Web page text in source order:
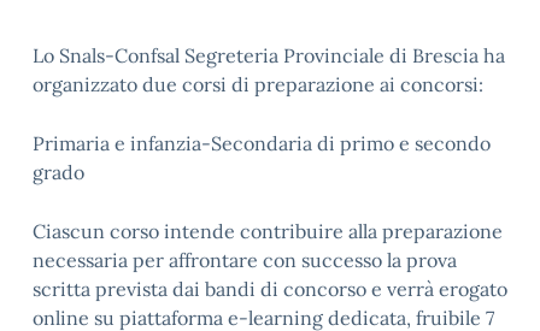
Lo Snals-Confsal Segreteria Provinciale di Brescia ha
organizzato due corsi di preparazione ai concorsi:
Primaria e infanzia-Secondaria di primo e secondo
grado
Ciascun corso intende contribuire alla preparazione
necessaria per affrontare con successo la prova
scritta prevista dai bandi di concorso e verrà erogato
online su piattaforma e-learning dedicata, fruibile 7